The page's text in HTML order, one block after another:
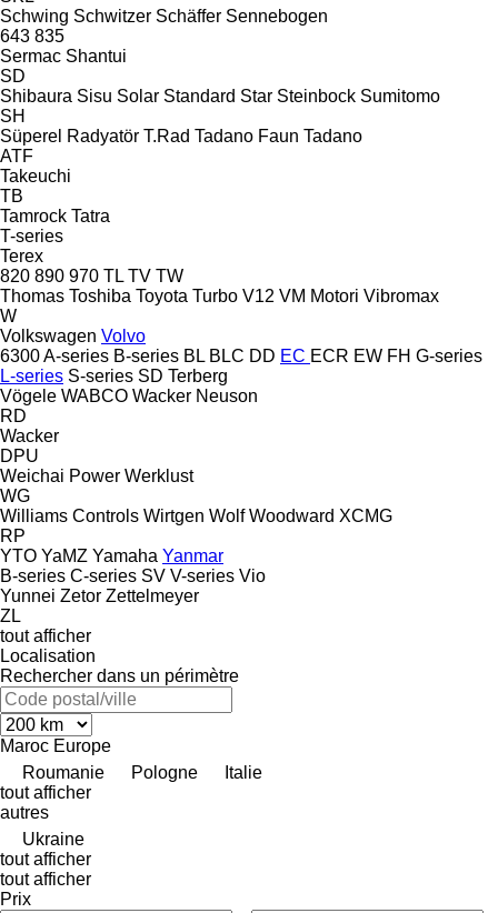
Schwing Schwitzer Schäffer Sennebogen
643 835
Sermac Shantui
SD
Shibaura Sisu Solar Standard Star Steinbock Sumitomo
SH
Süperel Radyatör T.Rad Tadano Faun Tadano
ATF
Takeuchi
TB
Tamrock Tatra
T-series
Terex
820 890 970 TL TV TW
Thomas Toshiba Toyota Turbo V12 VM Motori Vibromax
W
Volkswagen Volvo
6300A-series B-series BL BLC DD EC ECR EW FH G-series
L-series S-series SD Terberg
Vögele WABCO Wacker Neuson
RD
Wacker
DPU
Weichai Power Werklust
WG
Williams Controls Wirtgen Wolf Woodward XCMG
RP
YTO YaMZ Yamaha Yanmar
B-series C-series SV V-series Vio
Yunnei Zetor Zettelmeyer
ZL
tout afficher
Localisation
Rechercher dans un périmètre
Maroc Europe
Roumanie
Pologne
Italie
tout afficher
autres
Ukraine
tout afficher
tout afficher
Prix